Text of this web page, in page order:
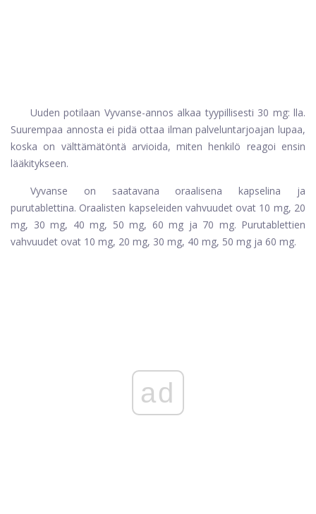
Uuden potilaan Vyvanse-annos alkaa tyypillisesti 30 mg: lla.
Suurempaa annosta ei pidä ottaa ilman palveluntarjoajan lupaa,
koska on välttämätöntä arvioida, miten henkilö reagoi ensin
lääkitykseen.
Vyvanse on saatavana oraalisena kapselina ja
purutablettina. Oraalisten kapseleiden vahvuudet ovat 10 mg, 20
mg, 30 mg, 40 mg, 50 mg, 60 mg ja 70 mg. Purutablettien
vahvuudet ovat 10 mg, 20 mg, 30 mg, 40 mg, 50 mg ja 60 mg.
ad